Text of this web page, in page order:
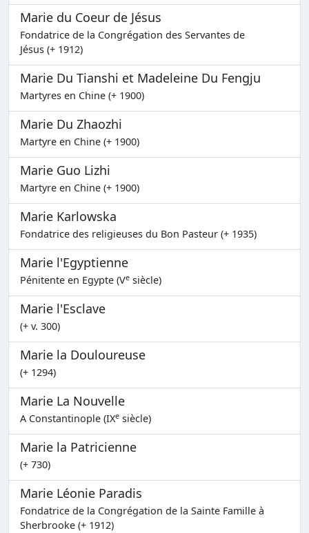
Marie du Coeur de Jésus
Fondatrice de la Congrégation des Servantes de
Jésus (+ 1912)
Marie Du Tianshi et Madeleine Du Fengju
Martyres en Chine (+ 1900)
Marie Du Zhaozhi
Martyre en Chine (+ 1900)
Marie Guo Lizhi
Martyre en Chine (+ 1900)
Marie Karlowska
Fondatrice des religieuses du Bon Pasteur (+ 1935)
Marie l'Egyptienne
Pénitente en Egypte (Ve siècle)
Marie l'Esclave
(+ v. 300)
Marie la Douloureuse
(+ 1294)
Marie La Nouvelle
A Constantinople (IXe siècle)
Marie la Patricienne
(+ 730)
Marie Léonie Paradis
Fondatrice de la Congrégation de la Sainte Famille à
Sherbrooke (+ 1912)